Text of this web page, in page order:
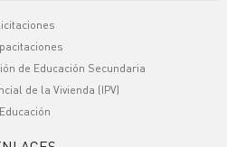
de Educación Secundaria
de la Vivienda (IPV)
Educación